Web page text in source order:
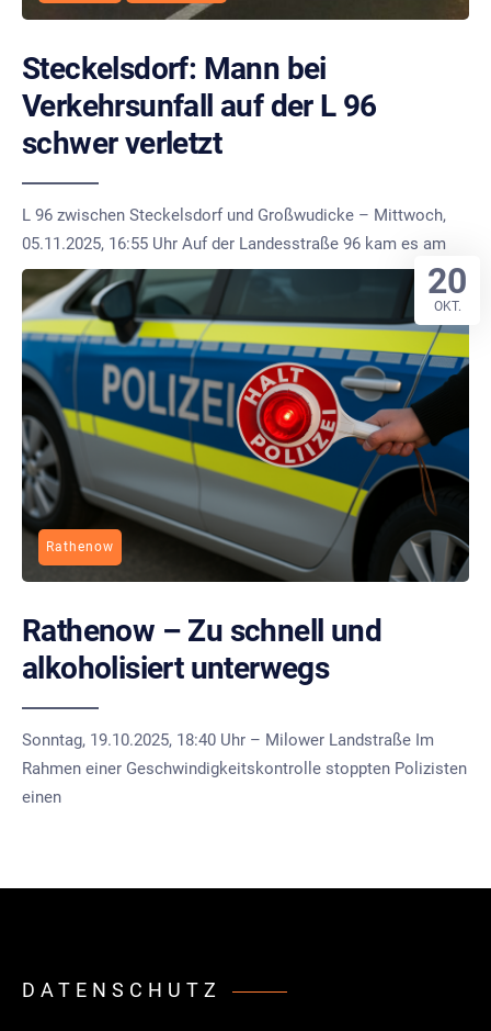
Steckelsdorf: Mann bei
Verkehrsunfall auf der L 96
schwer verletzt
L 96 zwischen Steckelsdorf und Großwudicke – Mittwoch,
05.11.2025, 16:55 Uhr Auf der Landesstraße 96 kam es am
Rathenow
Rathenow – Zu schnell und
alkoholisiert unterwegs
Sonntag, 19.10.2025, 18:40 Uhr – Milower Landstraße Im
Rahmen einer Geschwindigkeitskontrolle stoppten Polizisten
einen
20
OKT.
DATENSCHUTZ